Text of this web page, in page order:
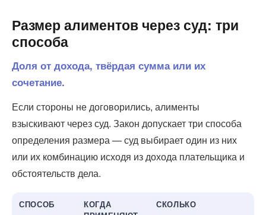
Размер алиментов через суд: три
способа
Доля от дохода, твёрдая сумма или их
сочетание.
Если стороны не договорились, алименты
взыскивают через суд. Закон допускает три способа
определения размера — суд выбирает один из них
или их комбинацию исходя из дохода плательщика и
обстоятельств дела.
СПОСОБ
КОГДА
СКОЛЬКО